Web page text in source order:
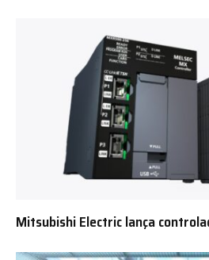
Mitsubishi Electric lança